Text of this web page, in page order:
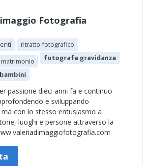
Fotografia
ritratto fotografico
fotografa gravidanza
passione dieci anni fa e continuo
e sviluppando
con lo stesso entusiasmo a
luoghi e persone attraverso la